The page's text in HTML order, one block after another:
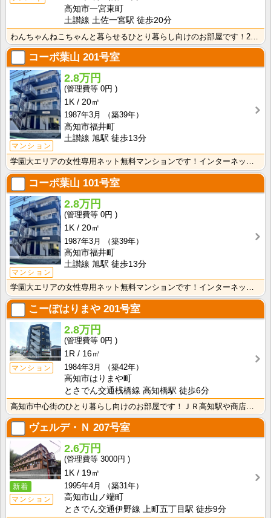
高知市一宮東町
土讃線 土佐一宮駅 徒歩20分
コーポ葉山 201号室
マンション
2.8万円
0円
1K
20㎡
1987年3月
（築39年）
高知市福井町
土讃線 旭駅 徒歩13分
学園大エリアの女性専用ネット無料マンションです！インターネット月額接続使用無料なので、月々の生活費の･･･
コーポ葉山 101号室
マンション
2.8万円
0円
1K
20㎡
1987年3月
（築39年）
高知市福井町
土讃線 旭駅 徒歩13分
学園大エリアの女性専用ネット無料マンションです！インターネット月額接続使用無料なので、月々の生活費の･･･
こーぽはりまや 201号室
マンション
2.8万円
0円
1R
16㎡
1984年3月
（築42年）
高知市はりまや町
とさでん交通桟橋線 高知橋駅 徒歩6分
ヴェルデ・Ｎ 207号室
新着
マンション
2.6万円
3000円
1K
19㎡
1995年4月
（築31年）
高知市山ノ端町
とさでん交通伊野線 上町五丁目駅 徒歩9分